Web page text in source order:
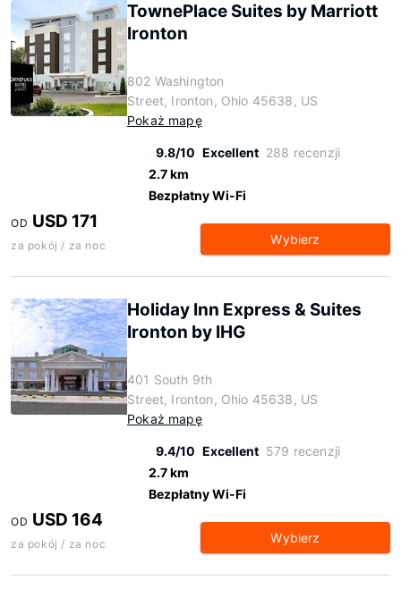
TownePlace Suites by Marriott
Ironton
802 Washington
Street, Ironton, Ohio 45638, US
Pokaż mapę
9.8/10 Excellent 288 recenzji
2.7 km
Bezpłatny Wi-Fi
OD USD 171
za pokój / za noc Wybierz
Holiday Inn Express & Suites
Ironton by IHG
401 South 9th
Street, Ironton, Ohio 45638, US
Pokaż mapę
9.4/10 Excellent 579 recenzji
2.7 km
Bezpłatny Wi-Fi
OD USD 164
za pokój / za noc Wybierz